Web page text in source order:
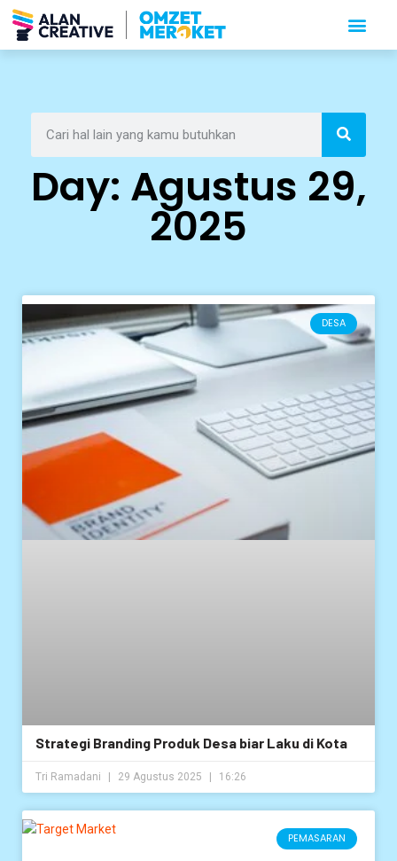
Day: Agustus 29,
2025
DESA
Strategi Branding Produk Desa biar Laku di Kota
Tri Ramadani 29 Agustus 2025 16:26
PEMASARAN